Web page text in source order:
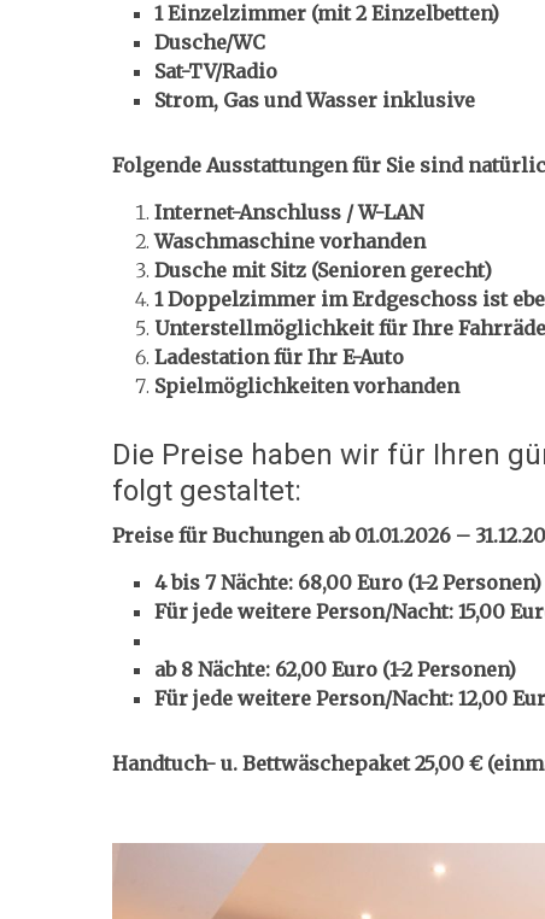
1 Einzelzimmer (mit 2 Einzelbetten)
Dusche/WC
Sat-TV/Radio
Strom, Gas und Wasser inklusive
Folgende Ausstattungen für Sie sind
Internet-Anschluss / W-LAN
Waschmaschine vorhanden
Dusche mit Sitz (Senioren gerecht)
1 Doppelzimmer im Erdgeschoss ist
Unterstellmöglichkeit für Ihre
Ladestation für Ihr E-Auto
Spielmöglichkeiten vorhanden
Die Preise haben wir für Ihren
folgt gestaltet:
Preise für Buchungen ab 01.01.2026 –
4 bis 7 Nächte: 68,00 Euro (1-2 Personen)
Für jede weitere Person/Nacht: 15,00
ab 8 Nächte: 62,00 Euro (1-2 Personen)
Für jede weitere Person/Nacht: 12,00
Handtuch- u. Bettwäschepaket 25,00 €